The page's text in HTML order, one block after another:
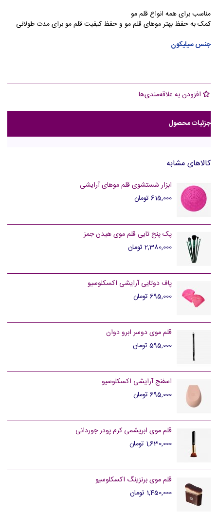
مناسب برای همه انواع قلم مو
کمک به حفظ بهتر موهای قلم مو و حفظ کیفیت قلم مو برای مدت طولانی
جنس سیلیکون
افزودن به علاقه‌مندی‌ها
جزئیات محصول
کالاهای مشابه
ابزار شستشوی قلم موهای آرایشی
615,000 تومان
پک پنج تایی قلم موی هیدن جمز
2,380,000 تومان
پاف دوتایی آرایشی اکسکلوسیو
695,000 تومان
قلم موی دوسر ابرو دوان
595,000 تومان
اسفنج آرایشی اکسکلوسیو
695,000 تومان
قلم موی ابریشمی کرم پودر جوردانی
1,630,000 تومان
قلم موی برنزینگ اکسکلوسیو
1,450,000 تومان